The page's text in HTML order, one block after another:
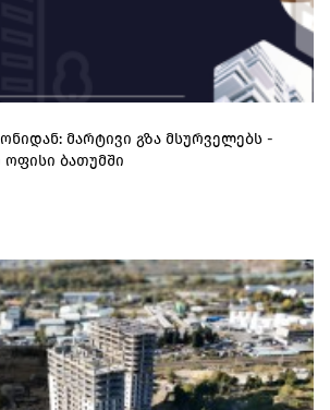
მარტივი გზა მსურველებს -
ოფისი ბათუმში